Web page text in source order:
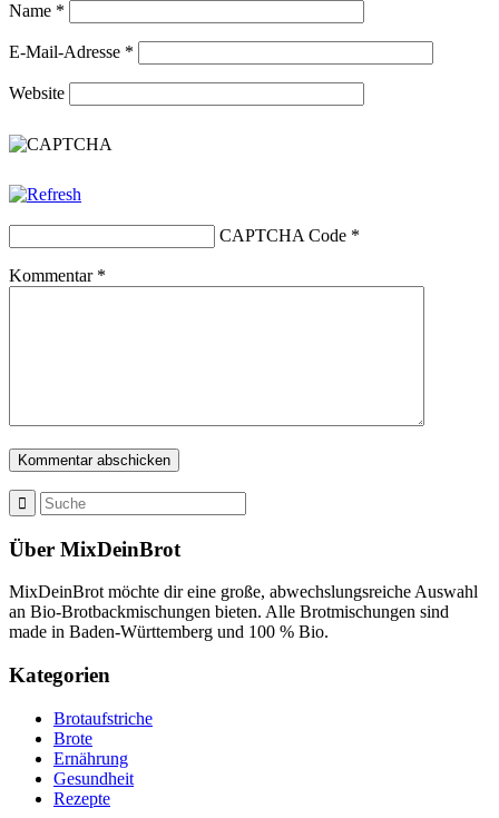
Name *
E-Mail-Adresse *
Website
CAPTCHA Code *
Kommentar *
Über MixDeinBrot
MixDeinBrot möchte dir eine große, abwechslungsreiche Auswahl
an Bio-Brotbackmischungen bieten. Alle Brotmischungen sind
made in Baden-Württemberg und 100 % Bio.
Kategorien
Brotaufstriche
Brote
Ernährung
Gesundheit
Rezepte